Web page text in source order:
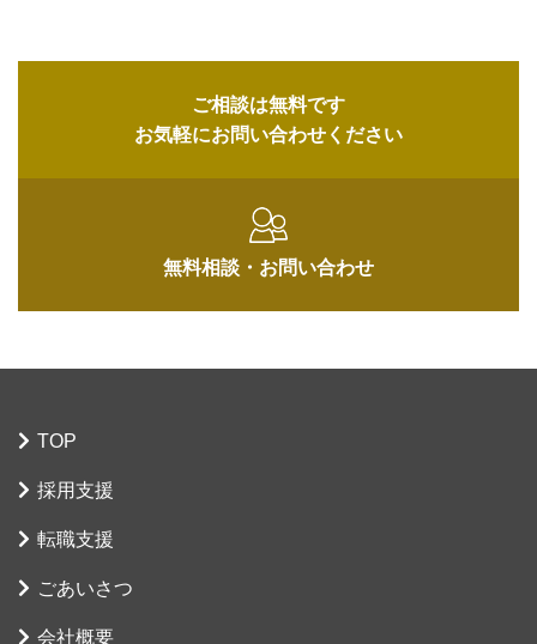
ご相談は無料です
お気軽にお問い合わせください
無料相談・ お問い合わせ
TOP
採用支援
転職支援
ごあいさつ
会社概要